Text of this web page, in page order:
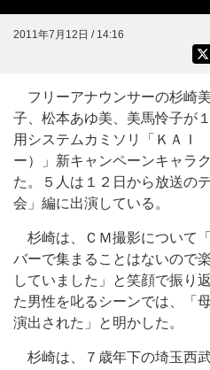
2011年7月12日 / 14:16
フリーアナウンサーの杉崎
子、松本あゆ美、美馬怜子が
用システムカミソリ「ＫＡＩ
ー）」新キャンペーンキャラ
た。５人は１２日から放送の
会」編に出演している。
杉崎は、ＣＭ撮影について
バーで集まることはないので
していました」と笑顔で振り
た男性を叱るシーンでは、「
演出された」と明かした。
杉崎は、７歳年下の埼玉西